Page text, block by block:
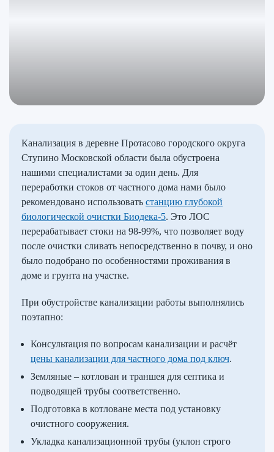
Канализация в деревне Протасово городского округа
Ступино Московской области была обустроена
нашими специалистами за один день. Для
переработки стоков от частного дома нами было
рекомендовано использовать станцию глубокой
биологической очистки Биодека-5. Это ЛОС
перерабатывает стоки на 98-99%, что позволяет воду
после очистки сливать непосредственно в почву, и оно
было подобрано по особенностями проживания в
доме и грунта на участке.
При обустройстве канализации работы выполнялись
поэтапно:
Консультация по вопросам канализации и расчёт
цены канализации для частного дома под ключ.
Земляные – котлован и траншея для септика и
подводящей трубы соответственно.
Подготовка в котловане места под установку
очистного сооружения.
Укладка канализационной трубы (уклон строго